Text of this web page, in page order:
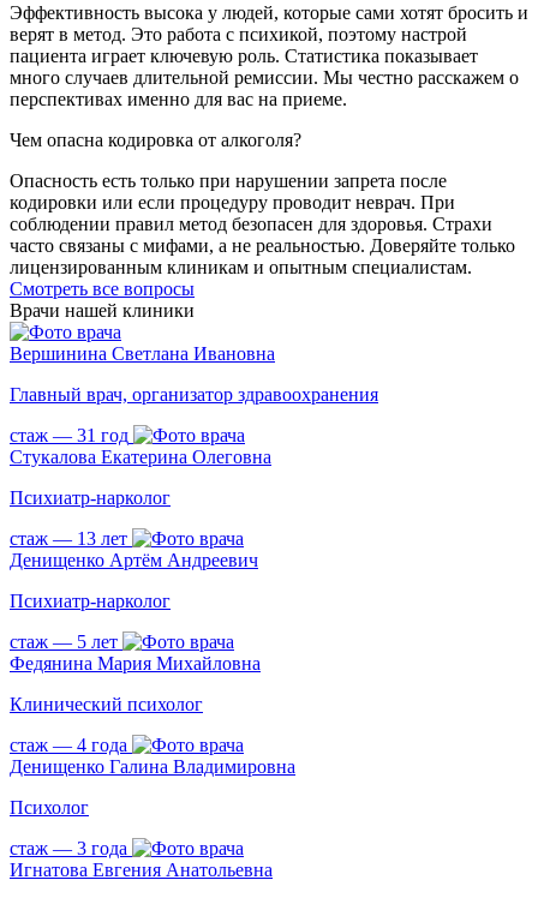
Эффективность высока у людей, которые сами хотят бросить и
верят в метод. Это работа с психикой, поэтому настрой
пациента играет ключевую роль. Статистика показывает
много случаев длительной ремиссии. Мы честно расскажем о
перспективах именно для вас на приеме.
Чем опасна кодировка от алкоголя?
Опасность есть только при нарушении запрета после
кодировки или если процедуру проводит неврач. При
соблюдении правил метод безопасен для здоровья. Страхи
часто связаны с мифами, а не реальностью. Доверяйте только
лицензированным клиникам и опытным специалистам.
Cмотреть все вопросы
Врачи нашей клиники
Вершинина Светлана Ивановна
Главный врач, организатор здравоохранения
стаж — 31 год
Стукалова Екатерина Олеговна
Психиатр-нарколог
стаж — 13 лет
Денищенко Артём Андреевич
Психиатр-нарколог
стаж — 5 лет
Федянина Мария Михайловна
Клинический психолог
стаж — 4 года
Денищенко Галина Владимировна
Психолог
стаж — 3 года
Игнатова Евгения Анатольевна